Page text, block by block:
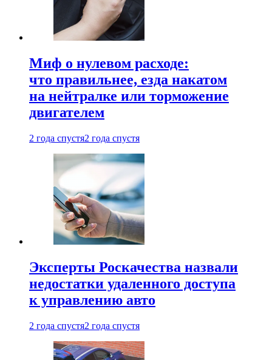
Миф о нулевом расходе:
что правильнее, езда накатом
на нейтралке или торможение
двигателем
2 года спустя2 года спустя
Эксперты Роскачества назвали
недостатки удаленного доступа
к управлению авто
2 года спустя2 года спустя